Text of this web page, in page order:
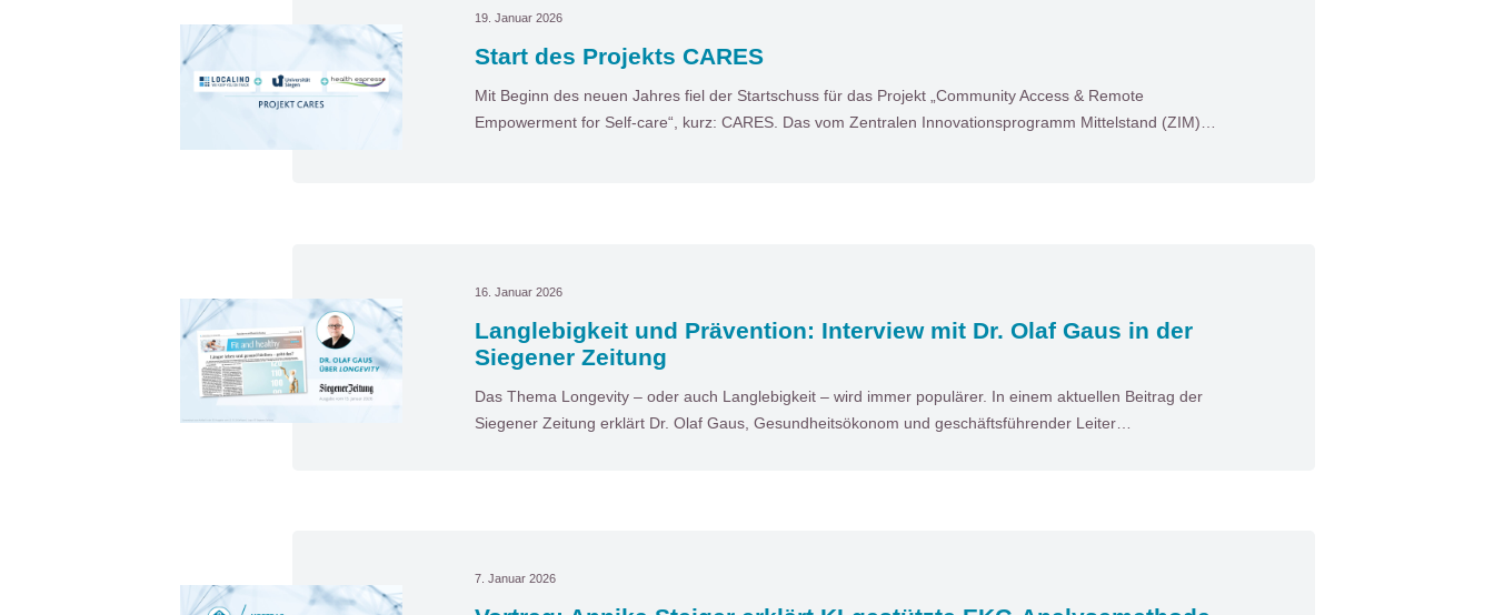
19. Januar 2026
Start des Projekts CARES
Mit Beginn des neuen Jahres fiel der Startschuss für das Projekt „Community Access & Remote
Empowerment for Self-care“, kurz: CARES. Das vom Zentralen Innovationsprogramm Mittelstand (ZIM)…
16. Januar 2026
Langlebigkeit und Prävention: Interview mit Dr. Olaf Gaus in der
Siegener Zeitung
Das Thema Longevity – oder auch Langlebigkeit – wird immer populärer. In einem aktuellen Beitrag der
Siegener Zeitung erklärt Dr. Olaf Gaus, Gesundheitsökonom und geschäftsführender Leiter…
7. Januar 2026